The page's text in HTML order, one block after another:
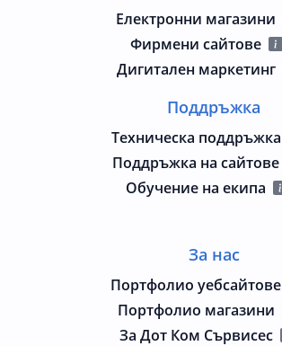
Електронни магазини
Фирмени сайтове
Дигитален маркетинг
Поддръжка
Техническа поддръжка
Поддръжка на сайтове
Обучение на екипа
За нас
Портфолио уебсайтове
Портфолио магазини
За Дот Ком Сървисес